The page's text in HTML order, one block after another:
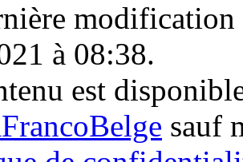
modification
à 08:38.
est
sauf